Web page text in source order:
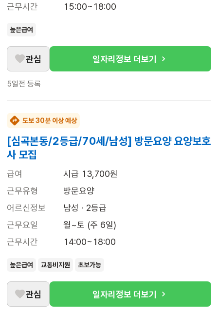
근무시간
15:00~18:00
높은급여
관심 일자리정보 더보기
5일전 등록
도보 30분 이상 예상
[심곡본동/2등급/70세/남성] 방문요양 요양보호
사 모집
급여
시급 13,700원
근무유형
방문요양
어르신정보
남성 · 2등급
근무요일
월~토 (주 6일)
근무시간
14:00~18:00
높은급여 교통비지원 초보가능
관심 일자리정보 더보기